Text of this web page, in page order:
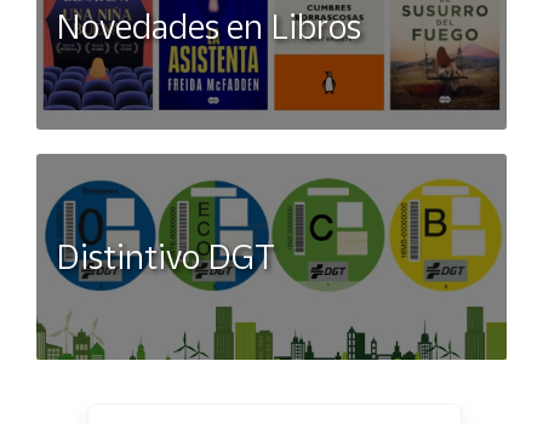
Novedades en Libros
Distintivo DGT